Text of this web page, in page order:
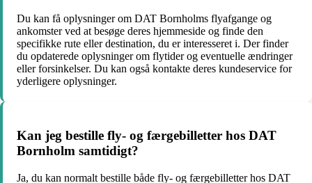
Du kan få oplysninger om DAT Bornholms flyafgange og
ankomster ved at besøge deres hjemmeside og finde den
specifikke rute eller destination, du er interesseret i. Der finder
du opdaterede oplysninger om flytider og eventuelle ændringer
eller forsinkelser. Du kan også kontakte deres kundeservice for
yderligere oplysninger.
Kan jeg bestille fly- og færgebilletter hos DAT
Bornholm samtidigt?
Ja, du kan normalt bestille både fly- og færgebilletter hos DAT